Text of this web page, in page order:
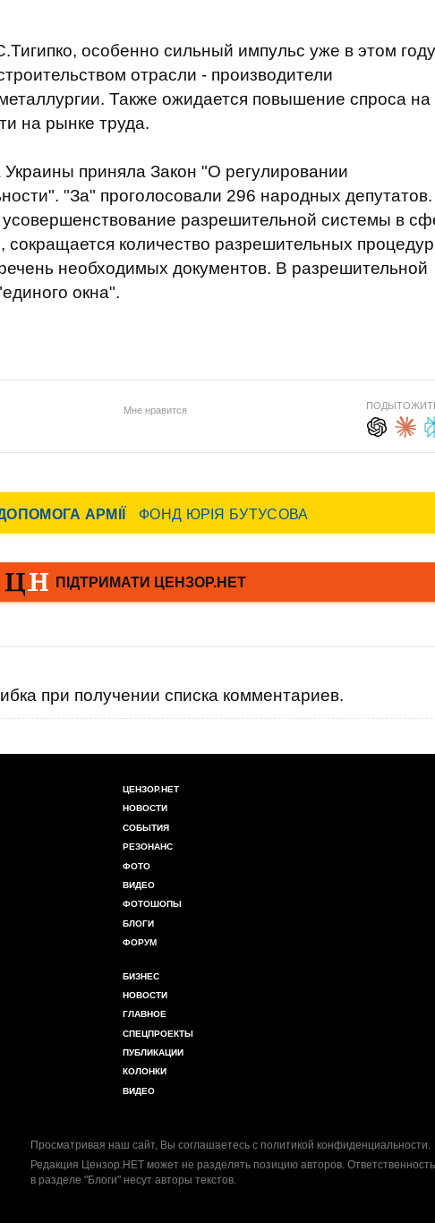
особенно сильный импульс уже в этом году
отрасли - производители
Также ожидается повышение спроса на
на рынке труда.
приняла Закон "О регулировании
"За" проголосовали 296 народных депутатов.
разрешительной системы в
сокращается количество разрешительных
необходимых документов. В разрешительной
окна".
Мне нравится
при получении списка комментариев.
ЦЕНЗОР.НЕТ
НОВОСТИ
СОБЫТИЯ
РЕЗОНАНС
ФОТО
ВИДЕО
ФОТОШОПЫ
БЛОГИ
ФОРУМ
БИЗНЕС
НОВОСТИ
ГЛАВНОЕ
СПЕЦПРОЕКТЫ
ПУБЛИКАЦИИ
КОЛОНКИ
ВИДЕО
Просматривая наш сайт, Вы соглашаетесь с политикой конфиденциальности.
Редакция Цензор.НЕТ может не разделять позицию авторов.
в разделе "Блоги" несут авторы текстов.